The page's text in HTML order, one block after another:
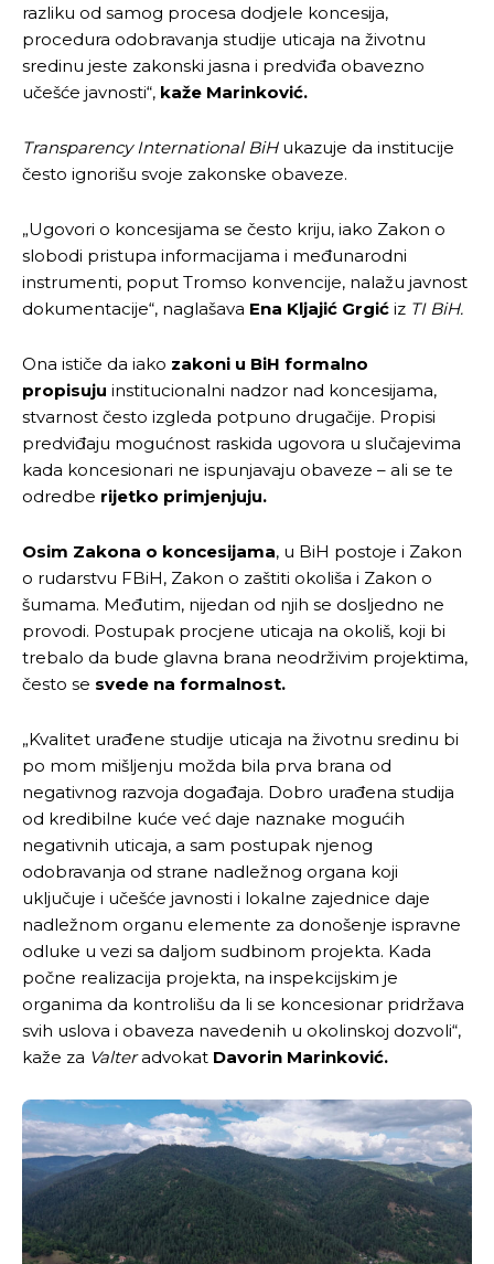
razliku od samog procesa dodjele koncesija,
procedura odobravanja studije uticaja na životnu
sredinu jeste zakonski jasna i predviđa obavezno
učešće javnosti“, kaže Marinković.
Transparency International BiHukazuje da institucije
često ignorišu svoje zakonske obaveze.
„Ugovori o koncesijama se često kriju, iako Zakon o
slobodi pristupa informacijama i međunarodni
instrumenti, poput Tromso konvencije, nalažu javnost
dokumentacije“, naglašava Ena Kljajić Grgić iz TI BiH.
Ona ističe da iako zakoni u BiH formalno
propisuju institucionalni nadzor nad koncesijama,
stvarnost često izgleda potpuno drugačije. Propisi
predviđaju mogućnost raskida ugovora u slučajevima
kada koncesionari ne ispunjavaju obaveze – ali se te
odredbe rijetko primjenjuju.
Osim Zakona o koncesijama, u BiH postoje i Zakon
o rudarstvu FBiH, Zakon o zaštiti okoliša i Zakon o
šumama. Međutim, nijedan od njih se dosljedno ne
provodi. Postupak procjene uticaja na okoliš, koji bi
trebalo da bude glavna brana neodrživim projektima,
često se svede na formalnost.
„Kvalitet urađene studije uticaja na životnu sredinu bi
po mom mišljenju možda bila prva brana od
negativnog razvoja događaja. Dobro urađena studija
od kredibilne kuće već daje naznake mogućih
negativnih uticaja, a sam postupak njenog
odobravanja od strane nadležnog organa koji
uključuje i učešće javnosti i lokalne zajednice daje
nadležnom organu elemente za donošenje ispravne
odluke u vezi sa daljom sudbinom projekta. Kada
počne realizacija projekta, na inspekcijskim je
organima da kontrolišu da li se koncesionar pridržava
svih uslova i obaveza navedenih u okolinskoj dozvoli“,
kaže za Valteradvokat Davorin Marinković.